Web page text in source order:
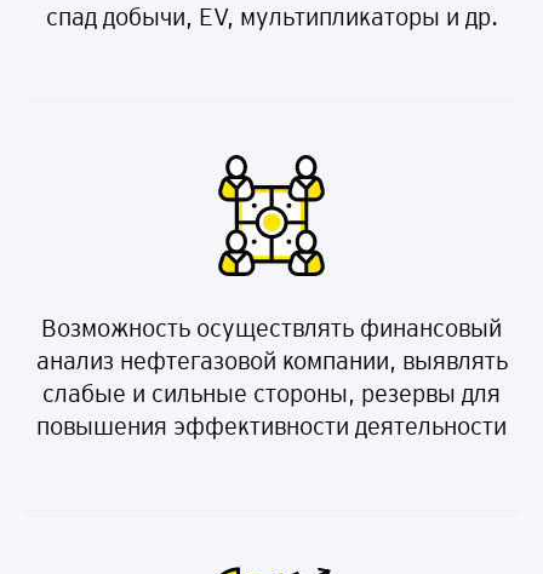
спад добычи, EV, мультипликаторы и др.
Возможность осуществлять финансовый
анализ нефтегазовой компании, выявлять
слабые и сильные стороны, резервы для
повышения эффективности деятельности